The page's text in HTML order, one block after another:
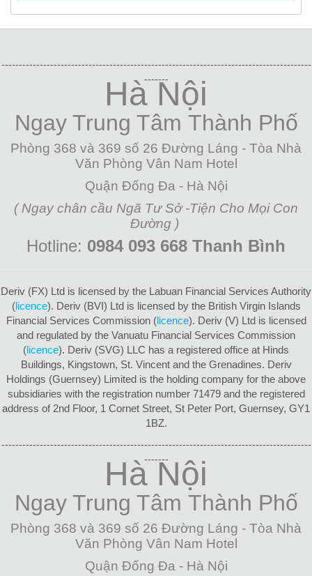
-----------------------------------------------------------------------------------------
-------
Hà Nội
Ngay Trung Tâm Thành Phố
Phòng 368 và 369 số 26 Đường Láng - Tòa Nhà
Văn Phòng Vân Nam Hotel
Quận Đống Đa - Hà Nội
( Ngay chân cầu Ngã Tư Sở -Tiện Cho Mọi Con
Đường )
Hotline: 0984 093 668 Thanh Bình
Deriv (FX) Ltd is licensed by the Labuan Financial Services Authority
(licence). Deriv (BVI) Ltd is licensed by the British Virgin Islands
Financial Services Commission (licence). Deriv (V) Ltd is licensed
and regulated by the Vanuatu Financial Services Commission
(licence). Deriv (SVG) LLC has a registered office at Hinds
Buildings, Kingstown, St. Vincent and the Grenadines. Deriv
Holdings (Guernsey) Limited is the holding company for the above
subsidiaries with the registration number 71479 and the registered
address of 2nd Floor, 1 Cornet Street, St Peter Port, Guernsey, GY1
1BZ.
-----------------------------------------------------------------------------------------
-------
Hà Nội
Ngay Trung Tâm Thành Phố
Phòng 368 và 369 số 26 Đường Láng - Tòa Nhà
Văn Phòng Vân Nam Hotel
Quận Đống Đa - Hà Nội